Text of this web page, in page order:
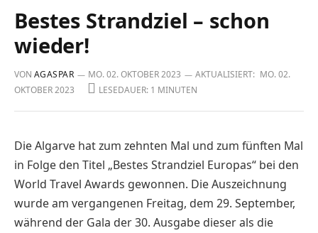
Bestes Strandziel – schon
wieder!
VON AGASPAR MO. 02. OKTOBER 2023 AKTUALISIERT: MO. 02.
OKTOBER 2023
LESEDAUER: 1 MINUTEN
Die Algarve hat zum zehnten Mal und zum fünften Mal
in Folge den Titel „Bestes Strandziel Europas“ bei den
World Travel Awards gewonnen. Die Auszeichnung
wurde am vergangenen Freitag, dem 29. September,
während der Gala der 30. Ausgabe dieser als die